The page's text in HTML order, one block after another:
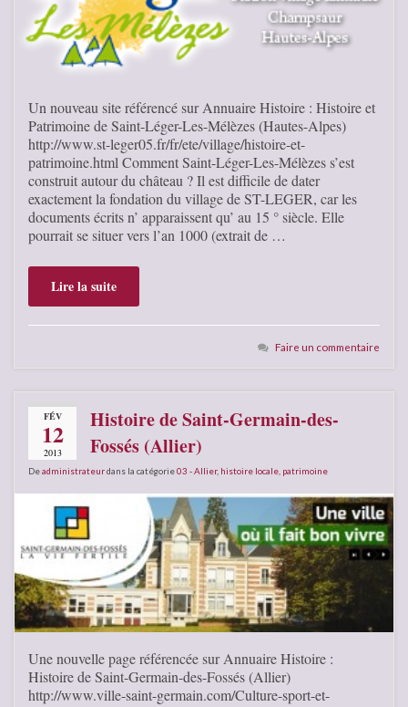
Un nouveau site référencé sur Annuaire Histoire : Histoire et
Patrimoine de Saint-Léger-Les-Mélèzes (Hautes-Alpes)
http://www.st-leger05.fr/fr/ete/village/histoire-et-
patrimoine.html Comment Saint-Léger-Les-Mélèzes s’est
construit autour du château ? Il est difficile de dater
exactement la fondation du village de ST-LEGER, car les
documents écrits n’ apparaissent qu’ au 15 ° siècle. Elle
pourrait se situer vers l’an 1000 (extrait de …
Lire la suite
Faire un commentaire
FÉV
12
2013
Histoire de Saint-Germain-des-
Fossés (Allier)
Deadministrateurdans la catégorie03 - Allier, histoire locale patrimoine
Une nouvelle page référencée sur Annuaire Histoire :
Histoire de Saint-Germain-des-Fossés (Allier)
http://www.ville-saint-germain.com/Culture-sport-et-